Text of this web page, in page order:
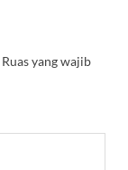
Ruas yang wajib